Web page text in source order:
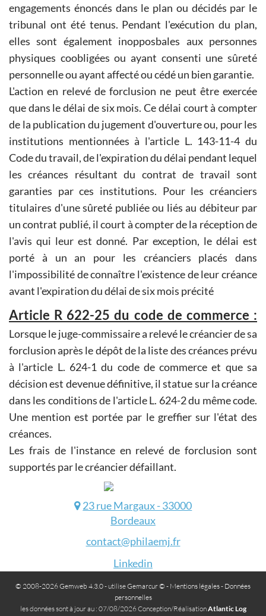
engagements énoncés dans le plan ou décidés par le
tribunal ont été tenus. Pendant l'exécution du plan,
elles sont également inopposbales aux personnes
physiques coobligées ou ayant consenti une sûreté
personnelle ou ayant affecté ou cédé un bien garantie.
L'action en relevé de forclusion ne peut être exercée
que dans le délai de six mois. Ce délai court à compter
de la publication du jugement d'ouverture ou, pour les
institutions mentionnées à l'article L. 143-11-4 du
Code du travail, de l'expiration du délai pendant lequel
les créances résultant du contrat de travail sont
garanties par ces institutions. Pour les créanciers
titulaires d'une sûreté publiée ou liés au débiteur par
un contrat publié, il court à compter de la réception de
l'avis qui leur est donné. Par exception, le délai est
porté à un an pour les créanciers placés dans
l'impossibilité de connaître l'existence de leur créance
avant l'expiration du délai de six mois précité
Article R 622-25 du code de commerce :
Lorsque le juge-commissaire a relevé le créancier de sa
forclusion après le dépôt de la liste des créances prévu
à l'article L. 624-1 du code de commerce et que sa
décision est devenue définitive, il statue sur la créance
dans les conditions de l'article L. 624-2 du même code.
Une mention est portée par le greffier sur l'état des
créances.
Les frais de l'instance en relevé de forclusion sont
supportés par le créancier défaillant.
23 rue Margaux - 33000
Bordeaux
contact@philaemj.fr
Linkedin
© 2008-2026 Gemweb 4.3.0- utiliseGemarcur © - Mentions légales- Données
personnelles
les données sont à jour au : 07/08/2026 Conception/RéalisationAtlantic Log